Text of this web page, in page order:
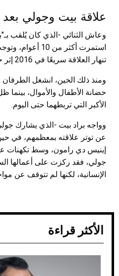
علاقة بيت وجولي بعد
وعاش الثنائي -الذي كان يُلقب
تنهار العلاقة سريعًا في 2016 إثر حادثة على متن طائرة خاصة.
ومنذ ذلك الحين، انشغل
حضانة الأطفال والأموال، بينما
الأكبر التي تربطهما حتى اليوم.
وواجه براد بيت -الذي يشارك
عن توتر علاقته بمعظمهم، في
إينيس دي رامون، وسط تكهنات
جولي، فقد ركزت على أعمالها
الإنسانية، لكنها لم تتوقف عن
الأكثر قراءة